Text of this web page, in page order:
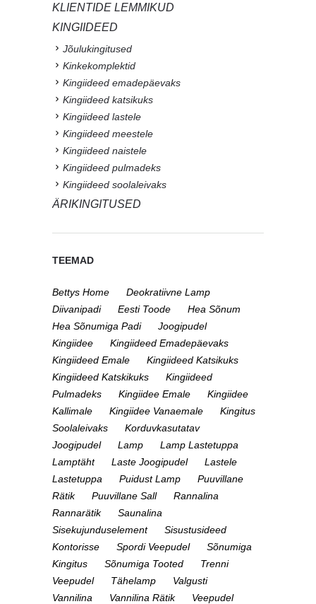
KLIENTIDE LEMMIKUD
KINGIIDEED
Jõulukingitused
Kinkekomplektid
Kingiideed emadepäevaks
Kingiideed katsikuks
Kingiideed lastele
Kingiideed meestele
Kingiideed naistele
Kingiideed pulmadeks
Kingiideed soolaleivaks
ÄRIKINGITUSED
TEEMAD
Bettys Home
Deokratiivne Lamp
Diivanipadi
Eesti Toode
Hea Sõnum
Hea Sõnumiga Padi
Joogipudel
Kingiidee
Kingiideed Emadepäevaks
Kingiideed Emale
Kingiideed Katsikuks
Kingiideed Katskikuks
Kingiideed
Pulmadeks
Kingiidee Emale
Kingiidee
Kallimale
Kingiidee Vanaemale
Kingitus
Soolaleivaks
Korduvkasutatav
Joogipudel
Lamp
Lamp Lastetuppa
Lamptäht
Laste Joogipudel
Lastele
Lastetuppa
Puidust Lamp
Puuvillane
Rätik
Puuvillane Sall
Rannalina
Rannarätik
Saunalina
Sisekujunduselement
Sisustusideed
Kontorisse
Spordi Veepudel
Sõnumiga
Kingitus
Sõnumiga Tooted
Trenni
Veepudel
Tähelamp
Valgusti
Vannilina
Vannilina Rätik
Veepudel